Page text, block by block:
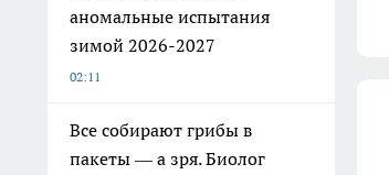
аномальные испытания
зимой 2026-2027
02:11
Все собирают грибы в
пакеты — а зря. Биолог